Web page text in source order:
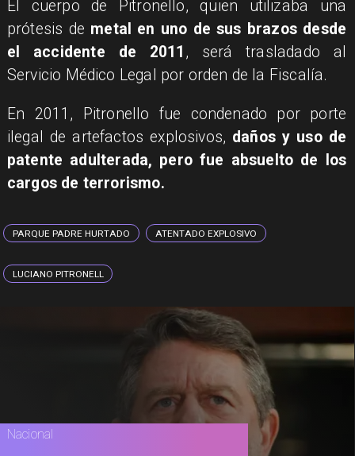
El cuerpo de Pitronello, quien utilizaba una
prótesis de metal en uno de sus brazos desde
el accidente de 2011 , será trasladado al
Servicio Médico Legal por orden de la Fiscalía.
En 2011, Pitronello fue condenado por porte
ilegal de artefactos explosivos, daños y uso de
patente adulterada, pero fue absuelto de los
cargos de terrorismo.
PARQUE PADRE HURTADO ATENTADO EXPLOSIVO
LUCIANO PITRONELL
Nacional